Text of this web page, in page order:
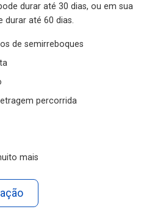
durar até 30 dias, ou em sua
durar até 60 dias.
de semirreboques
percorrida
mais